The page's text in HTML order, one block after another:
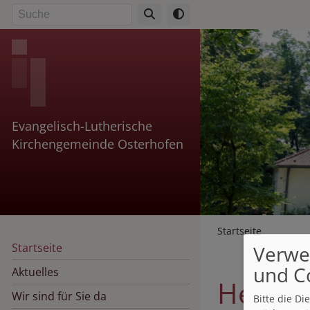
Direkt
Inhalt
Evangelisch-Lutherische
Kirchengemeinde Osterhofen
Startseite
Aktuelles
Wir sind für Sie da
Startseite
und
Bitte die